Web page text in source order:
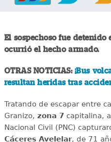
El sospechoso fue detenido
ocurrió el hecho armado.
OTRAS NOTICIAS: ¡Bus
resultan heridas tras
Tratando de escapar entre
Granizo, zona 7 capitalina,
Nacional Civil (PNC)
Cáceres Avelelar, de 71